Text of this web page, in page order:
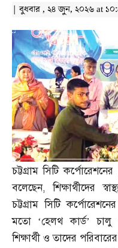
| বুধবার , ২৪ জুন, ২০২৬ at
চট্টগ্রাম সিটি কর্পোরেশনের
বলেছেন,শিক্ষার্থীদের
চট্টগ্রাম সিটি
মতো ‘হেলথ কার্ড’ চালু
শিক্ষার্থী ও তাদের